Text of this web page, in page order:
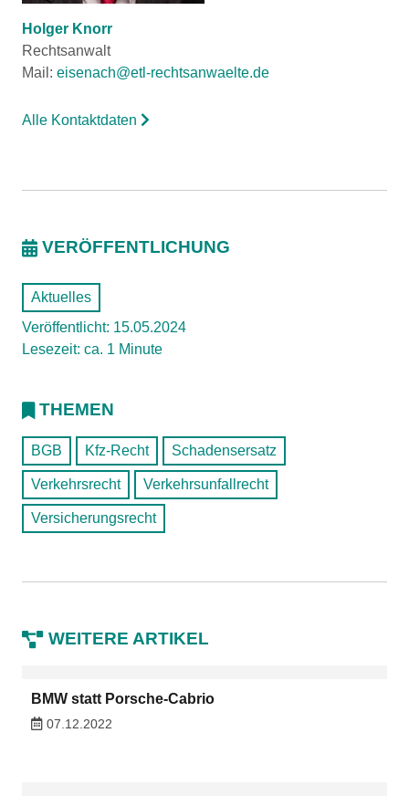
Holger Knorr
Rechtsanwalt
Mail: eisenach@etl-rechtsanwaelte.de
Alle Kontaktdaten
VERÖFFENTLICHUNG
Aktuelles
Veröffentlicht: 15.05.2024
Lesezeit: ca. 1 Minute
THEMEN
BGB Kfz-Recht Schadensersatz
Verkehrsrecht Verkehrsunfallrecht
Versicherungsrecht
WEITERE ARTIKEL
BMW statt Porsche-Cabrio
07.12.2022